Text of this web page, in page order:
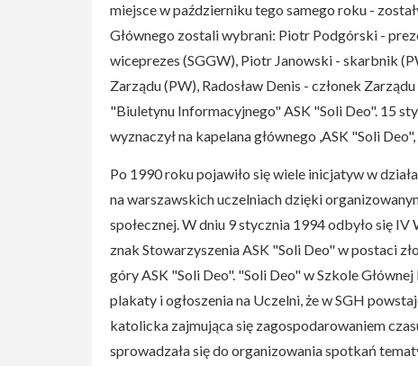
miejsce w październiku tego samego roku -
Głównego zostali wybrani: Piotr Podgórski -
wiceprezes (SGGW), Piotr Janowski - skarbnik
Zarządu (PW), Radosław Denis - członek
"Biuletynu Informacyjnego" ASK "Soli Deo". 15
wyznaczył na kapelana głównego ,ASK "Soli
Po 1990 roku pojawiło się wiele inicjatyw w
na warszawskich uczelniach dzięki
społecznej. W dniu 9 stycznia 1994 odbyło się
znak Stowarzyszenia ASK "Soli Deo" w postaci
góry ASK "Soli Deo". "Soli Deo" w Szkole
plakaty i ogłoszenia na Uczelni, że w SGH
katolicka zajmująca się zagospodarowaniem
sprowadzała się do organizowania spotkań